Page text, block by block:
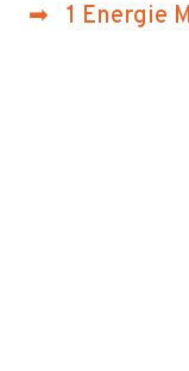
➡ 1 Energie